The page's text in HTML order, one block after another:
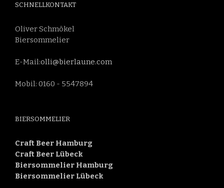
SCHNELLKONTAKT
Oliver Schmökel
Biersommelier
E-Mail:olli@bierlaune.com
Mobil: 0160 - 5547894
BIERSOMMELIER
Craft Beer Hamburg
Craft Beer Lübeck
Biersommelier Hamburg
Biersommelier Lübeck